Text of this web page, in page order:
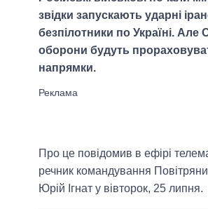
звідки запускають ударні
безпілотники по Україні. Але
оборони будуть
напрямки.
Про це повідомив в ефірі
речник командування
Юрій Ігнат у вівторок, 25 липня.